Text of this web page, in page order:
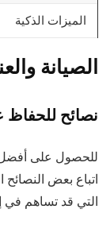
الميزات الذكية
الصيانة
نصائح للحفاظ
للحصول على
اتباع بعض
التي قد تساهم في